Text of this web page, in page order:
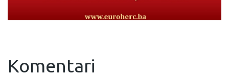
Komentari